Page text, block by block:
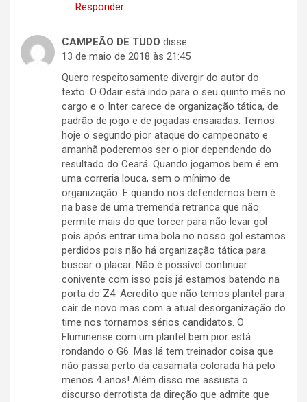
Responder
CAMPEÃO DE TUDO disse:
13 de maio de 2018 às 21:45
Quero respeitosamente divergir do autor do
texto. O Odair está indo para o seu quinto mês no
cargo e o Inter carece de organização tática, de
padrão de jogo e de jogadas ensaiadas. Temos
hoje o segundo pior ataque do campeonato e
amanhã poderemos ser o pior dependendo do
resultado do Ceará. Quando jogamos bem é em
uma correria louca, sem o mínimo de
organização. E quando nos defendemos bem é
na base de uma tremenda retranca que não
permite mais do que torcer para não levar gol
pois após entrar uma bola no nosso gol estamos
perdidos pois não há organização tática para
buscar o placar. Não é possível continuar
conivente com isso pois já estamos batendo na
porta do Z4. Acredito que não temos plantel para
cair de novo mas com a atual desorganização do
time nos tornamos sérios candidatos. O
Fluminense com um plantel bem pior está
rondando o G6. Mas lá tem treinador coisa que
não passa perto da casamata colorada há pelo
menos 4 anos! Além disso me assusta o
discurso derrotista da direção que admite que